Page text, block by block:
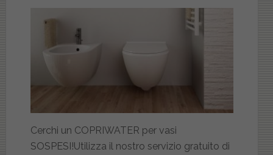
Cerchi un COPRIWATER per vasi
SOSPESI!Utilizza il nostro servizio gratuito di